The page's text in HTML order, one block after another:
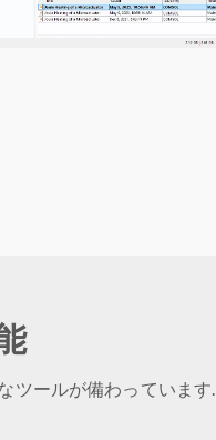
ツールが備わっています.